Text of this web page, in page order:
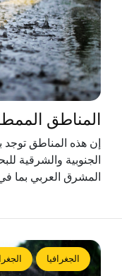
المناطق
إن هذه المناطق
الجنوبية والشرقية
المشرق العربي بما
الجغرافيا